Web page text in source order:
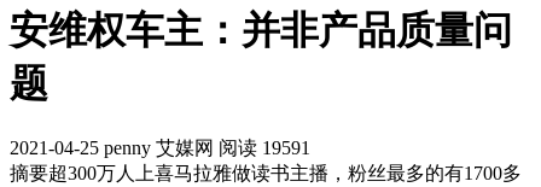
安维权车主：并非产品质量问
题
2021-04-25 penny 艾媒网 阅读 19591
摘要超300万人上喜马拉雅做读书主播，粉丝最多的有1700多